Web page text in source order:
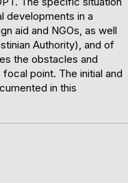
developments in a
aid and NGOs, as well
Authority), and of
the obstacles and
point. The initial and
in this